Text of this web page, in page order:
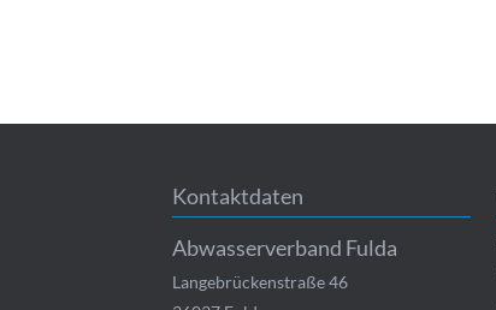
Kontaktdaten
Abwasserverband Fulda
Langebrückenstraße 46